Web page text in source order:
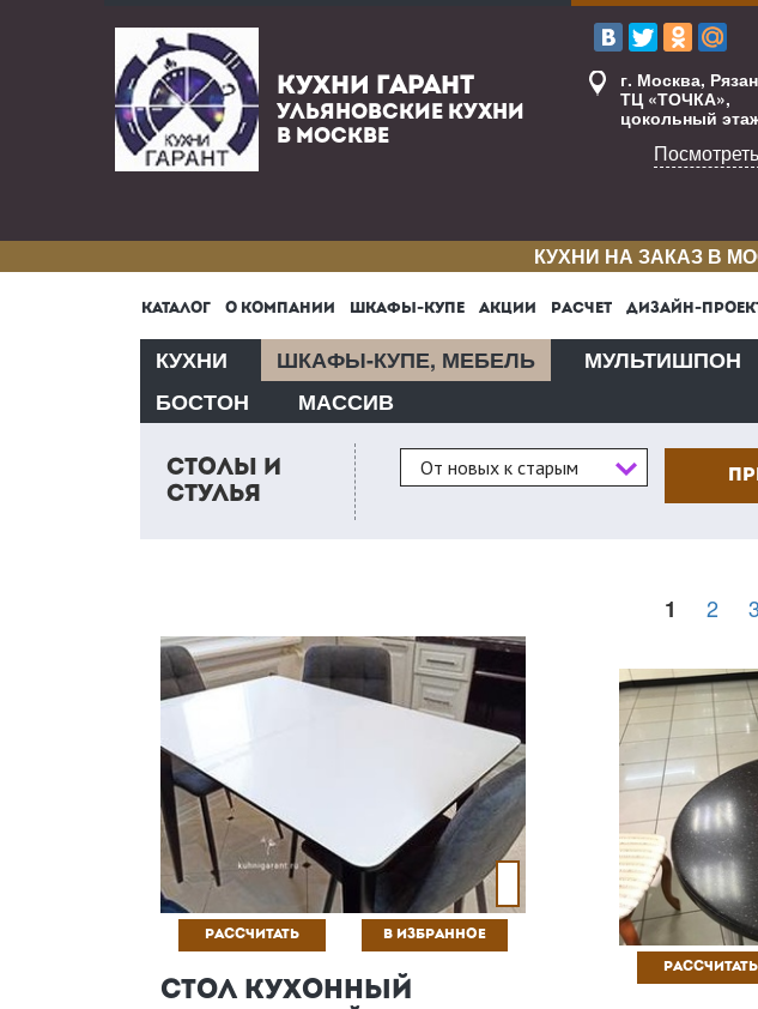
КУХНИ ГАРАНТ
УЛЬЯНОВСКИЕ КУХНИ
В МОСКВЕ
г. Москва,
ТЦ «ТОЧКА»,
цокольный
КУХНИ НА ЗАКАЗ В
КАТАЛОГ О КОМПАНИИ ШКАФЫ-КУПЕ АКЦИИ РАСЧЕТ ДИЗАЙН-
КУХНИ ШКАФЫ-КУПЕ, МЕБЕЛЬ МУЛЬТИШПОН
БОСТОН
МАССИВ
СТОЛЫ И
СТУЛЬЯ
Сортировка
От новых к старым
1 2 3
РАССЧИТАТЬ В ИЗБРАННОЕ
СТОЛ КУХОННЫЙ
РАССЧИТАТЬ